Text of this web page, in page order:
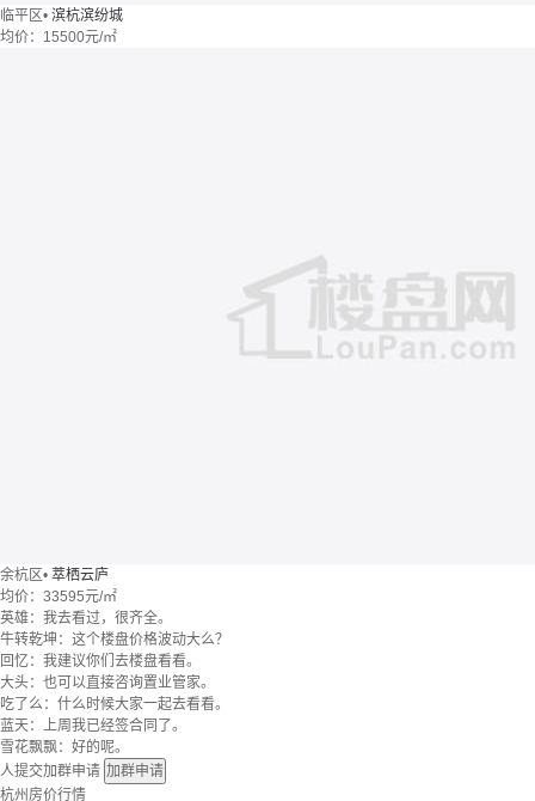
临平区• 滨杭滨纷城
均价： 15500元/㎡
余杭区• 萃栖云庐
均价： 33595元/㎡
英雄：我去看过，很齐全。
牛转乾坤：这个楼盘价格波动大么？
回忆：我建议你们去楼盘看看。
大头：也可以直接咨询置业管家。
吃了么：什么时候大家一起去看看。
蓝天：上周我已经签合同了。
雪花飘飘：好的呢。
人提交加群申请 加群申请
杭州房价行情